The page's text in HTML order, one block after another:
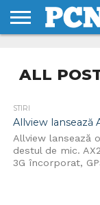
NOI
SI
CONDITII
ALL
STIRI
Allview lansează
Allview lansează
destul de mic.
3G încorporat,